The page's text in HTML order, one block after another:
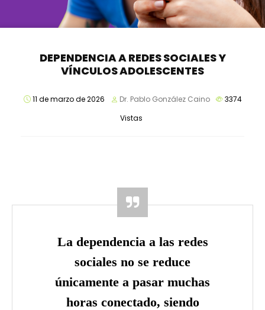
DEPENDENCIA A REDES SOCIALES Y
VÍNCULOS ADOLESCENTES
11 de marzo de 2026 Dr. Pablo González Caino
3374
Vistas
La dependencia a las redes
sociales no se reduce
únicamente a pasar muchas
horas conectado, siendo